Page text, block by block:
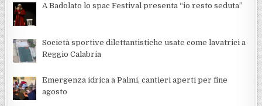
A Badolato lo spac Festival presenta “io resto seduta”
Società sportive dilettantistiche usate come lavatrici a
Reggio Calabria
Emergenza idrica a Palmi, cantieri aperti per fine
agosto